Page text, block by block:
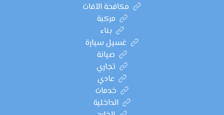
مكافحة الآفات
مركبة
بناء
غسيل سيارة
صيانة
تجاري
عادي
خدمات
الداخلية